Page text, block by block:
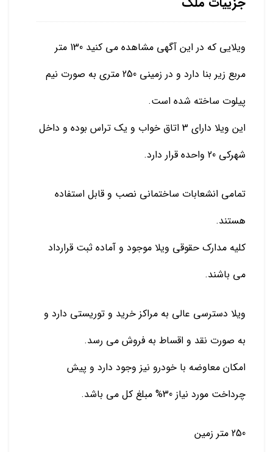
ویلایی که در این آگهی مشاهده می کنید 130 متر
مربع زیر بنا دارد و در زمینی 250 متری به صورت نیم
پیلوت ساخته شده است.
این ویلا دارای 3 اتاق خواب و یک تراس بوده و داخل
شهرکی 20 واحده قرار دارد.
تمامی انشعابات ساختمانی نصب و قابل استفاده
هستند.
کلیه مدارک حقوقی ویلا موجود و آماده ثبت قرارداد
می باشند.
ویلا دسترسی عالی به مراکز خرید و توریستی دارد و
به صورت نقد و اقساط به فروش می رسد.
امکان معاوضه با خودرو نیز وجود دارد و پیش
چرداخت مورد نیاز 30% مبلغ کل می باشد.
250 متر زمین